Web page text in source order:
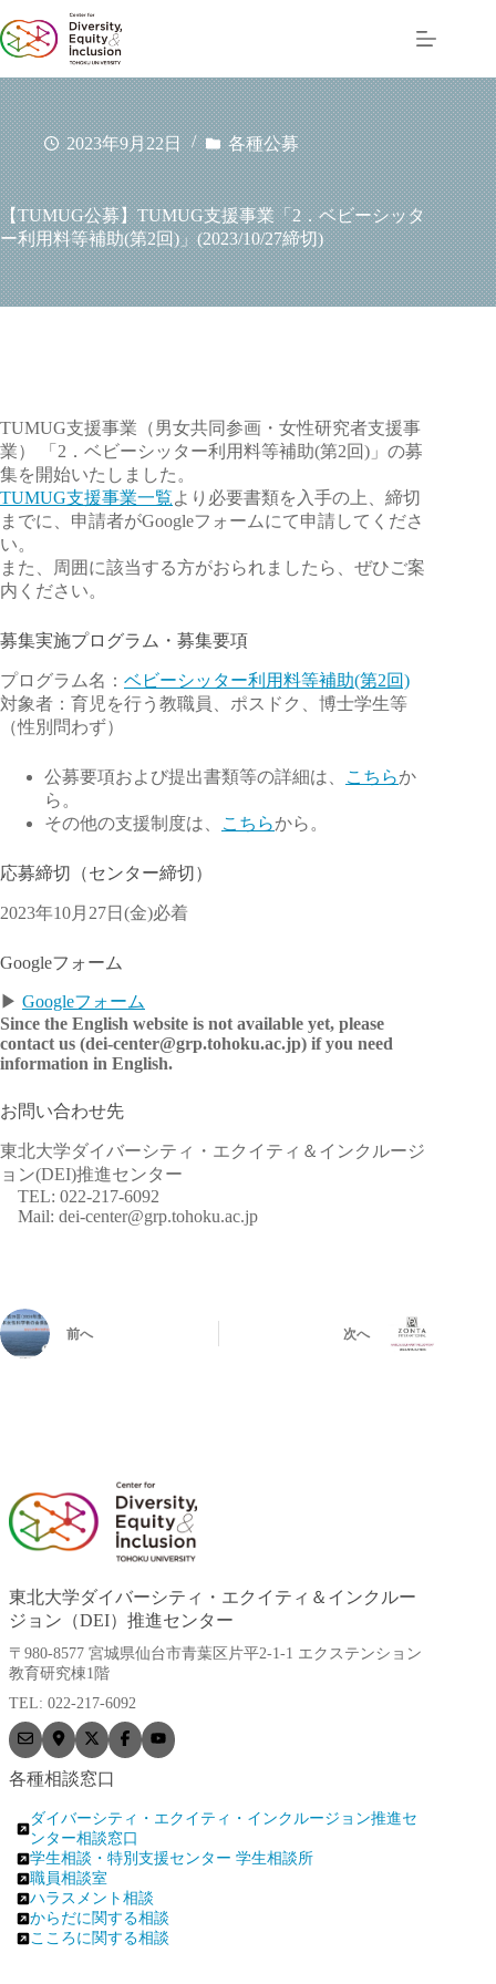
ン
テ
ン
ツ
へ
ス
キ
ッ
プ
2023年9月22日 各種公募
【TUMUG公募】TUMUG支援事業「2．ベビーシッタ
ー利用料等補助(第2回)」(2023/10/27締切)
TUMUG支援事業（男女共同参画・女性研究者支援事
業） 「2．ベビーシッター利用料等補助(第2回)」の募
集を開始いたしました。
TUMUG支援事業一覧より必要書類を入手の上、締切
までに、申請者がGoogleフォームにて申請してくださ
い。
また、周囲に該当する方がおられましたら、ぜひご案
内ください。
募集実施プログラム・募集要項
プログラム名： ベビーシッター利用料等補助(第2回)
対象者：育児を行う教職員、ポスドク、博士学生等
（性別問わず）
公募要項および提出書類等の詳細は、 こちらか
ら。
その他の支援制度は、
こちらから。
応募締切（センター締切）
2023年10月27日(金)必着
Googleフォーム
▶ Googleフォーム
Since the English website is not available yet, please
contact us (dei-center@grp.tohoku.ac.jp) if you need
information in English.
お問い合わせ先
東北大学ダイバーシティ・エクイティ＆インクルージ
ョン(DEI)推進センター
TEL: 022-217-6092
Mail: dei-center@grp.tohoku.ac.jp
前へ 次へ
東北大学ダイバーシティ・エクイティ＆インクルー
ジョン（DEI）推進センター
〒980-8577 宮城県仙台市青葉区片平2-1-1 エクステンション
教育研究棟1階
TEL: 022-217-6092
各種相談窓口
ダイバーシティ・エクイティ・インクルージョン推進セ
ンター相談窓口
学生相談・特別支援センター 学生相談所
職員相談室
ハラスメント相談
からだに関する相談
こころに関する相談